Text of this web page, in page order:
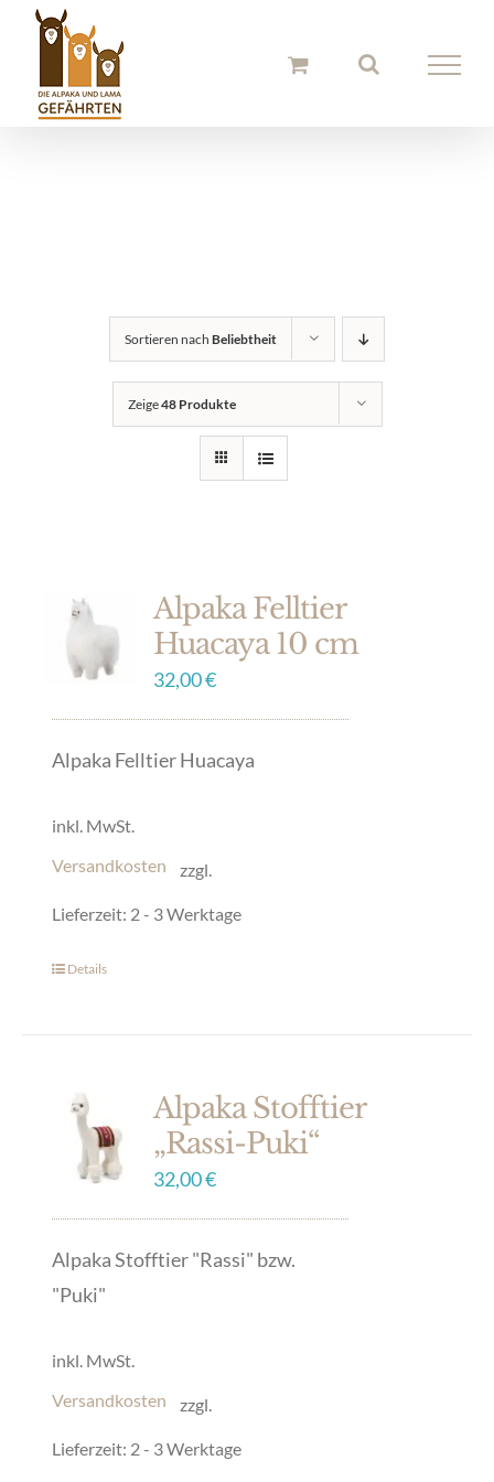
Zum
Inhalt
springen
Sortieren nach Beliebtheit
Zeige48 Produkte
Alpaka Felltier
Huacaya 10 cm
32,00€
Alpaka Felltier Huacaya
inkl. MwSt.
zzgl.
Versandkosten
Lieferzeit: 2 - 3 Werktage
Dieses
Varianten
Die
Optionen
können
auf
Produktseite
gewählt
Details
Alpaka Stofftier
„Rassi-Puki“
32,00€
Alpaka Stofftier "Rassi" bzw.
"Puki"
inkl. MwSt.
zzgl.
Versandkosten
Lieferzeit: 2 - 3 Werktage